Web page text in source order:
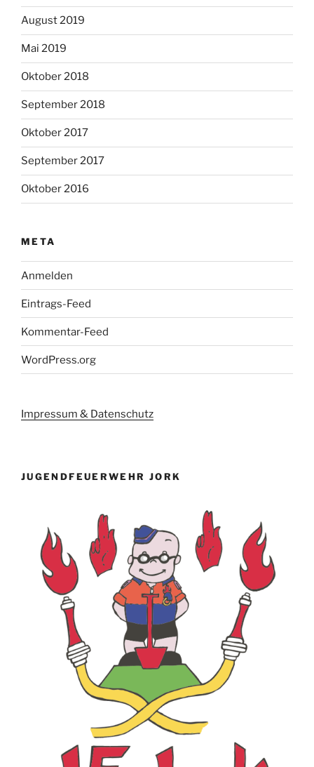
August 2019
Mai 2019
Oktober 2018
September 2018
Oktober 2017
September 2017
Oktober 2016
META
Anmelden
Eintrags-Feed
Kommentar-Feed
WordPress.org
Impressum & Datenschutz
JUGENDFEUERWEHR JORK